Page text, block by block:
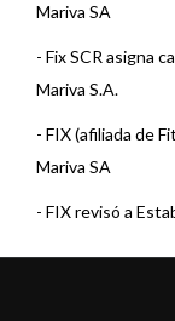
Mariva SA
- Fix SCR asigna
Mariva S.A.
- FIX (afiliada de
Mariva SA
- FIX revisó a